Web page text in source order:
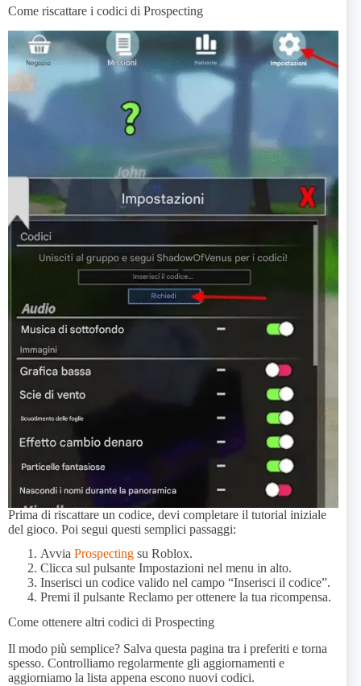
Come riscattare i codici di Prospecting
Prima di riscattare un codice, devi completare il tutorial iniziale
del gioco. Poi segui questi semplici passaggi:
Avvia Prospecting su Roblox.
Clicca sul pulsante Impostazioni nel menu in alto.
Inserisci un codice valido nel campo “Inserisci il codice”.
Premi il pulsante Reclamo per ottenere la tua ricompensa.
Come ottenere altri codici di Prospecting
Il modo più semplice? Salva questa pagina tra i preferiti e torna
spesso. Controlliamo regolarmente gli aggiornamenti e
aggiorniamo la lista appena escono nuovi codici.